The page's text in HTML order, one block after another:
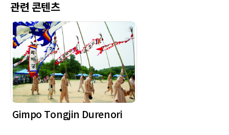
관련 콘텐츠
Gimpo Tongjin Durenori